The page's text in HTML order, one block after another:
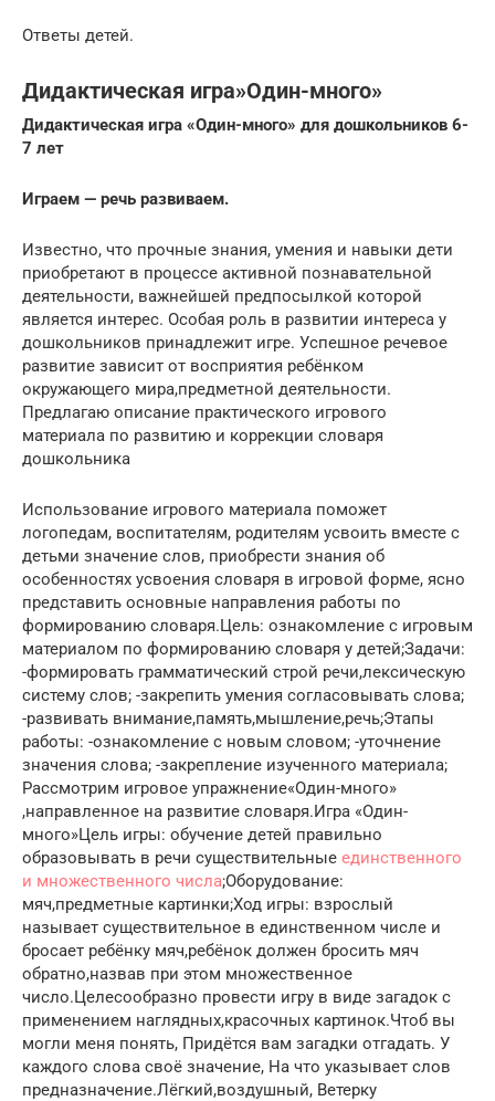
Ответы детей.
Дидактическая игра»Один-много»
Дидактическая игра «Один-много» для дошкольников 6-
7 лет
Играем — речь развиваем.
Известно, что прочные знания, умения и навыки дети
приобретают в процессе активной познавательной
деятельности, важнейшей предпосылкой которой
является интерес. Особая роль в развитии интереса у
дошкольников принадлежит игре. Успешное речевое
развитие зависит от восприятия ребёнком
окружающего мира,предметной деятельности.
Предлагаю описание практического игрового
материала по развитию и коррекции словаря
дошкольника
Использование игрового материала поможет
логопедам, воспитателям, родителям усвоить вместе с
детьми значение слов, приобрести знания об
особенностях усвоения словаря в игровой форме, ясно
представить основные направления работы по
формированию словаря.Цель: ознакомление с игровым
материалом по формированию словаря у детей;Задачи:
-формировать грамматический строй речи,лексическую
систему слов; -закрепить умения согласовывать слова;
-развивать внимание,память,мышление,речь;Этапы
работы: -ознакомление с новым словом; -уточнение
значения слова; -закрепление изученного материала;
Рассмотрим игровое упражнение«Один-много»
,направленное на развитие словаря.Игра «Один-
много»Цель игры: обучение детей правильно
образовывать в речи существительные единственного
и множественного числа;Оборудование:
мяч,предметные картинки;Ход игры: взрослый
называет существительное в единственном числе и
бросает ребёнку мяч,ребёнок должен бросить мяч
обратно,назвав при этом множественное
число.Целесообразно провести игру в виде загадок с
применением наглядных,красочных картинок.Чтоб вы
могли меня понять, Придётся вам загадки отгадать. У
каждого слова своё значение, На что указывает слов
предназначение.Лёгкий,воздушный, Ветерку